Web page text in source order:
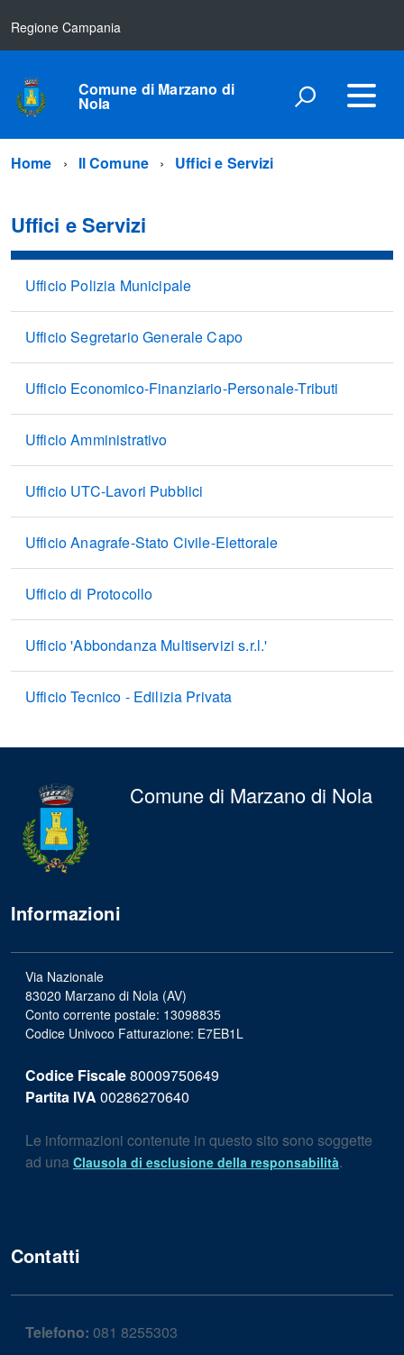
Regione Campania
Comune di Marzano di
Nola
Home Il Comune Uffici e Servizi
Uffici e Servizi
Ufficio Polizia Municipale
Ufficio Segretario Generale Capo
Ufficio Economico-Finanziario-Personale-Tributi
Ufficio Amministrativo
Ufficio UTC-Lavori Pubblici
Ufficio Anagrafe-Stato Civile-Elettorale
Ufficio di Protocollo
Ufficio 'Abbondanza Multiservizi s.r.l.'
Ufficio Tecnico - Edilizia Privata
Comune di Marzano di Nola
Informazioni
Via Nazionale
83020 Marzano di Nola (AV)
Conto corrente postale: 13098835
Codice Univoco Fatturazione: E7EB1L
Codice Fiscale80009750649
Partita IVA 00286270640
Le informazioni contenute in questo sito sono soggette
ad una Clausola di esclusione della responsabilità.
Contatti
Telefono: 081 8255303